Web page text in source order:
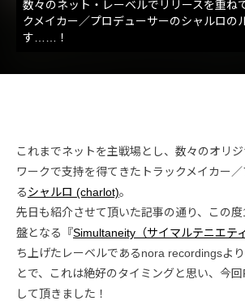
数々のネット・レーベルでリリースを重ね
クメイカー／プロデューサーのシャルロの
す……！
これまでネットを主戦場とし、数々のオリ
ワークで支持を得てきたトラックメイカー
るシャルロ (charlot)。
先日も紹介させて頂いた記事の通り、この
盤となる『Simultaneity（サイマルテニエティ
ち上げたレーベルであるnora recordingsよ
とで、これは絶好のタイミングと思い、今
して頂きました！